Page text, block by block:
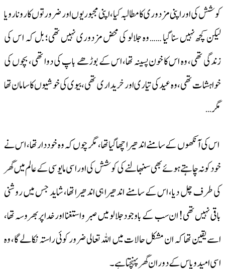
کوشش کی اور اپنی مزدوری کا مطالبہ کیا، اپنی مجبوریوں اور ضرورتوں کا رونا رویا
لیکن کچھ نہیں سنا گیا …… وہ جلالو کی محض مزدوری نہیں تھی؛ بل کہ ا س کی
زندگی تھی، وہ اس کا خون پسینہ تھا، اس کے بوڑھے باپ کی دوا تھی، بچوں کی
خواہشات تھی، وہ عید کی تیاری اور خریداری تھی، بیوی کی خوشیوں کا سامان تھا
مگر…
اس کی آنکھوں کے سامنے اندھیرا چھا گیا تھا، مگر چوں کہ وہ خود دار تھا، اس نے
خود کو نہ چاہتے ہوئے بھی سنبھالنے کی کوشش کی اور اسی مایوسی کے عالم میں گھر
کی طرف چل دیا، اس کے سامنے اندھیرا ہی اندھیرا تھا، شاید جس میں روشنی
باقی نہیں تھی! ان سب کے باوجود جلالو میں صبر واستغنا اور خدا پر بھروسہ تھا،
اسے یقین تھا کہ ان مشکل حالات میں اللہ تعالی ضرور کوئی راستہ نکالے گا، وہ
اسی امید ویاس کے دوران گھر پہنچتا ہے۔